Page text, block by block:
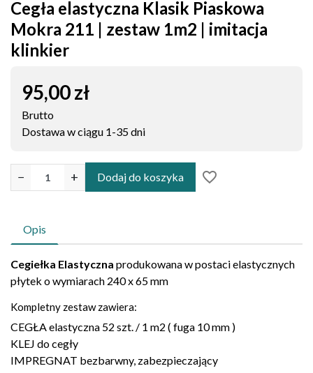
Cegła elastyczna Klasik Piaskowa
Mokra 211 | zestaw 1m2 | imitacja
klinkier
95,00 zł
Brutto
Dostawa w ciągu 1-35 dni
− + Dodaj do koszyka favorite_border
Opis
Cegiełka Elastyczna produkowana w postaci elastycznych
płytek o wymiarach 240 x 65 mm
Kompletny zestaw zawiera:
CEGŁA elastyczna 52 szt. / 1 m2 ( fuga 10 mm )
KLEJ do cegły
IMPREGNAT bezbarwny, zabezpieczający